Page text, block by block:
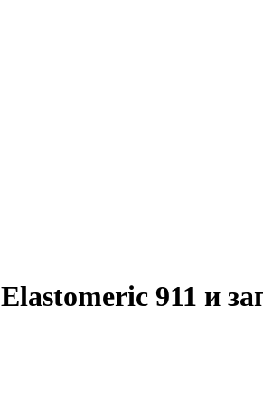
911 и